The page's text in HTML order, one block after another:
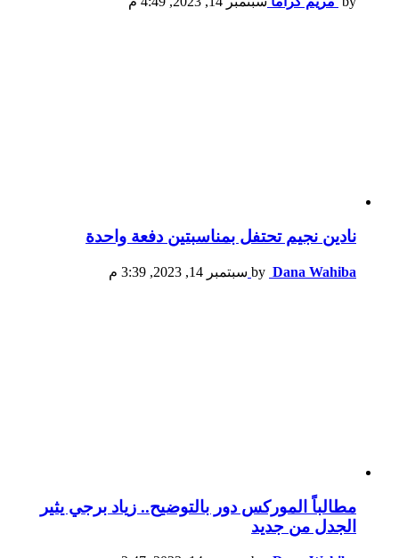
نادين نجيم تحتفل بمناسبتين دفعة واحدة
by Dana Wahiba سبتمبر 14, 2023, 3:39 م
مطالباً الموركس دور بالتوضيح.. زياد برجي يثير
الجدل من جديد